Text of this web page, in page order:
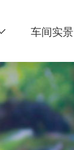
车间实景